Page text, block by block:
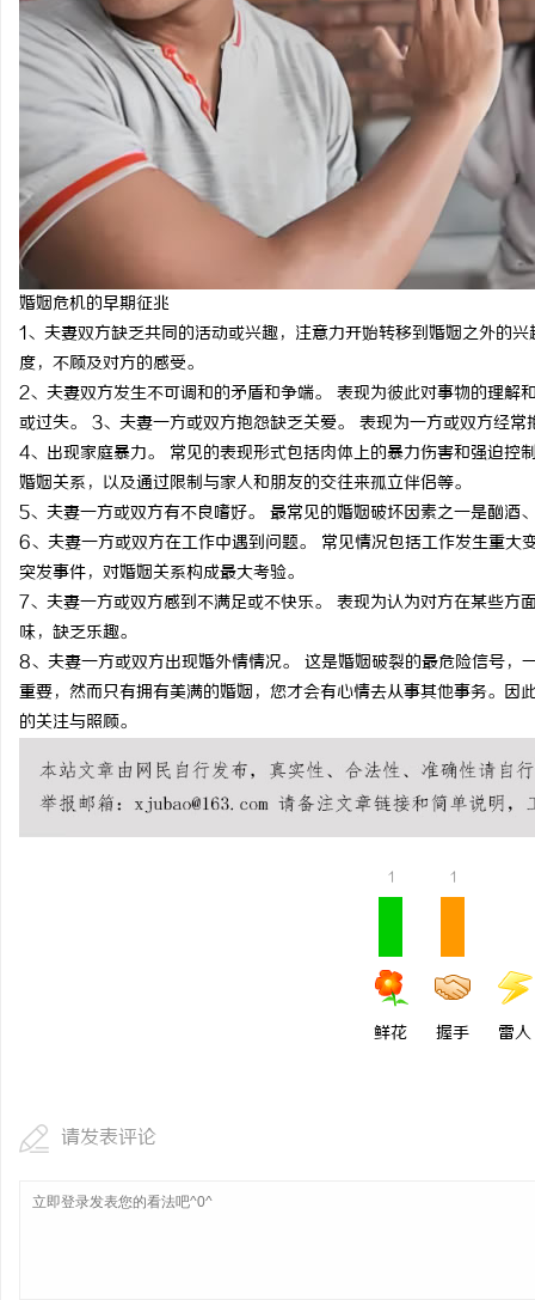
婚姻危机的早期征兆
1、夫妻双方缺乏共同的活动或兴趣，注意力开始转移到婚姻之外的
度，不顾及对方的感受。
2、夫妻双方发生不可调和的矛盾和争端。 表现为彼此对事物的理解
或过失。 3、夫妻一方或双方抱怨缺乏关爱。 表现为一方或双方
4、出现家庭暴力。 常见的表现形式包括肉体上的暴力伤害和强迫控
婚姻关系，以及通过限制与家人和朋友的交往来孤立伴侣等。
5、夫妻一方或双方有不良嗜好。 最常见的婚姻破坏因素之一是酗酒
6、夫妻一方或双方在工作中遇到问题。 常见情况包括工作发生重大
突发事件，对婚姻关系构成最大考验。
7、夫妻一方或双方感到不满足或不快乐。 表现为认为对方在某些
味，缺乏乐趣。
8、夫妻一方或双方出现婚外情情况。 这是婚姻破裂的最危险信号
重要，然而只有拥有美满的婚姻，您才会有心情去从事其他事务。
的关注与照顾。
1
鲜花
1
握手 雷人
请发表评论
耐磨改性颗粒：提升耐磨性能